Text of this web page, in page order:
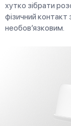
хутко зібрати
фізичний
необов’язковим.